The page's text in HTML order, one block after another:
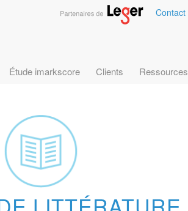
Contact
Étude imarkscore Clients Ressources